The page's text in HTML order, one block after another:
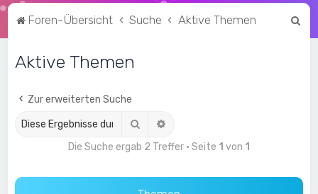
Foren-Übersicht Suche Aktive Themen
Aktive Themen
Zur erweiterten Suche
Suche
Die Suche ergab 2 Treffer • Seite 1 von 1